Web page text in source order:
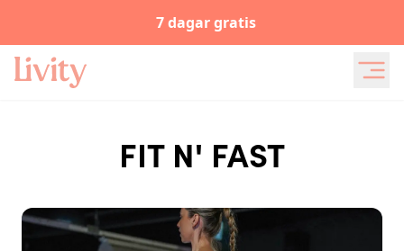
7 dagar gratis
FIT N' FAST